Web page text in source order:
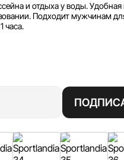
и отдыха у воды.
Подходит мужчинам
часа.